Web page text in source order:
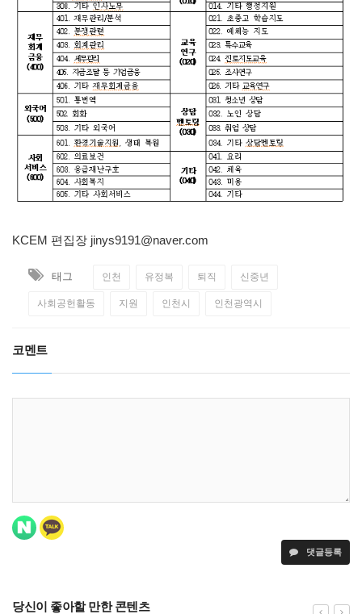
KCEM 편집장 jinys9191@naver.com
태그 인천 유정복 퇴직 신중년
사회공헌활동 지원 인천시 인천광역시
코멘트
댓글등록
당신이 좋아할 만한 콘텐츠